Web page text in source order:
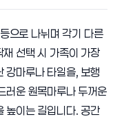
으로 나뉘며 각기 다른
선택 시 가족이 가장
강마루나 타일을, 보행
러운 원목마루나 두꺼운
높이는 길입니다. 공간